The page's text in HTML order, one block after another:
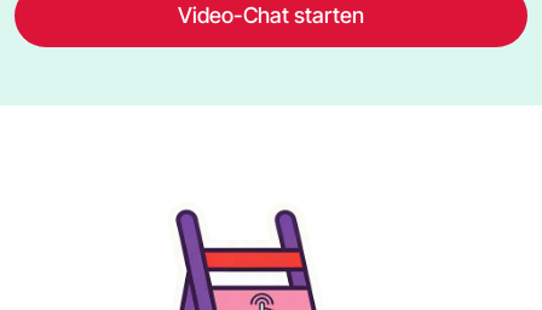
Video-Chat starten